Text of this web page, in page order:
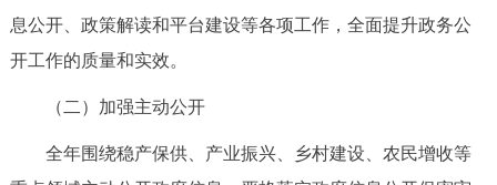
中介服务 阳光政务
息公开、政策解读和平台建设等各项工作，全面提升政务公
开工作的质量和实效。
（二）加强主动公开
全年围绕稳产保供、产业振兴、乡村建设、农民增收等